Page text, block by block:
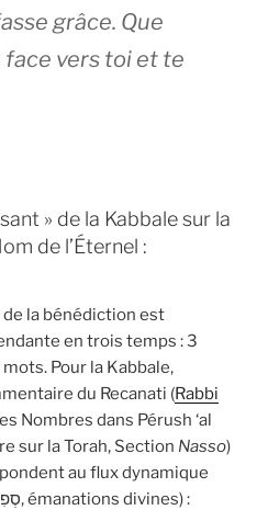
grâce. Que
face vers toi et te
» de la Kabbale sur la
de l’Éternel :
la bénédiction est
en trois temps : 3
Pour la Kabbale,
du Recanati (Rabbi
Nombres dans Pérush ‘al
sur la Torah, Section Nasso)
au flux dynamique
des Sefirot (Sefirot – סְפִירוֹת, émanations divines) :